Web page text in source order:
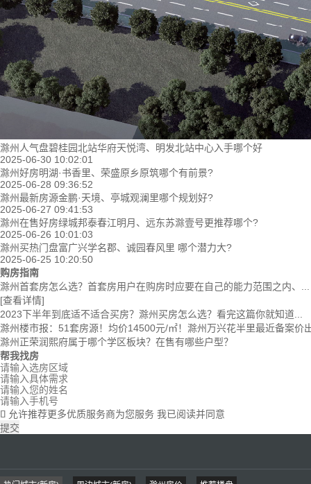
滁州人气盘碧桂园北站华府天悦湾、明发北站中心入手哪个好
2025-06-30 10:02:01
滁州好房明湖·书香里、荣盛原乡原筑哪个有前景?
2025-06-28 09:36:52
滁州最新房源金鹏·天境、亭城观澜里哪个规划好?
2025-06-27 09:41:53
滁州在售好房绿城邦泰春江明月、远东苏滁壹号更推荐哪个?
2025-06-26 10:01:03
滁州买热门盘富广兴学名郡、诚园春风里 哪个潜力大?
2025-06-25 10:20:50
购房指南
滁州首套房怎么选？首套房用户在购房时应要在自己的能力范围之内、...
[查看详情]
2023下半年到底适不适合买房？滁州买房怎么选？看完这篇你就知道...
滁州楼市报：51套房源！均价14500元/㎡！滁州万兴花半里最近备案价
滁州正荣润熙府属于哪个学区板块？在售有哪些户型？
帮我找房
 允许推荐更多优质服务商为您服务 我已阅读并同意
提交